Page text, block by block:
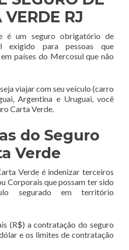
VERDE RJ
é um seguro obrigatório de
exigido para pessoas que
países do Mercosul que não
viajar com seu veículo (carro
Argentina e Uruguai, você
Carta Verde.
do Seguro
Verde
Verde é indenizar terceiros
Corporais que possam ter sido
segurado em território
(R$) a contratação do seguro
e os limites de contratação